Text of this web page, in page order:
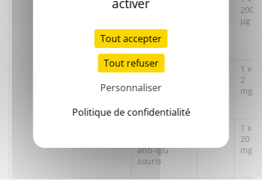
Polyclonal
albumine
bovine
200
µg
ACPIG200
Anticorps
anti-IgG
1 x
2
mg
anti-IgG
souris
1 x
20
mg
activer
Tout accepter
Tout refuser
Personnaliser
Politique de confidentialité